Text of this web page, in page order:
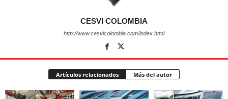
CESVI COLOMBIA
http://www.cesvicolombia.com/index.html
Artículos relacionados Más del autor